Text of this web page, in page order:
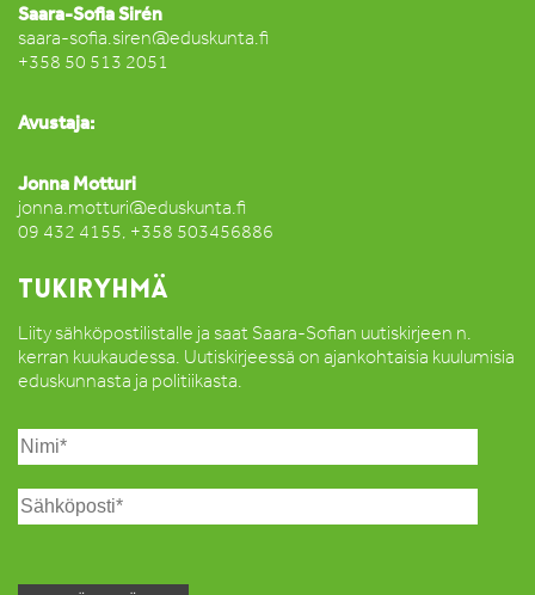
Saara-Sofia Sirén
saara-sofia.siren@eduskunta.fi
+358 50 513 2051
Avustaja:
Jonna Motturi
jonna.motturi@eduskunta.fi
09 432 4155, +358 503456886
TUKIRYHMÄ
Liity sähköpostilistalle ja saat Saara-Sofian uutiskirjeen n.
kerran kuukaudessa. Uutiskirjeessä on ajankohtaisia kuulumisia
eduskunnasta ja politiikasta.